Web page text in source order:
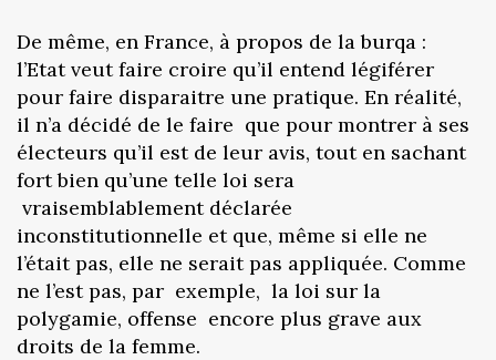
De même, en France, à propos de la burqa :
l’Etat veut faire croire qu’il entend légiférer
pour faire disparaitre une pratique. En réalité,
il n’a décidé de le faire que pour montrer à ses
électeurs qu’il est de leur avis, tout en sachant
fort bien qu’une telle loi sera
vraisemblablement déclarée
inconstitutionnelle et que, même si elle ne
l’était pas, elle ne serait pas appliquée. Comme
ne l’est pas, par exemple, la loi sur la
polygamie, offense encore plus grave aux
droits de la femme.